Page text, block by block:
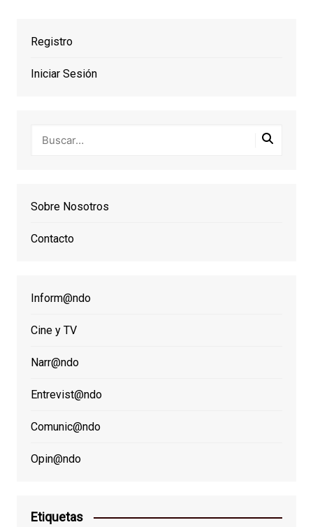
Registro
Iniciar Sesión
Sobre Nosotros
Contacto
Inform@ndo
Cine y TV
Narr@ndo
Entrevist@ndo
Comunic@ndo
Opin@ndo
Etiquetas